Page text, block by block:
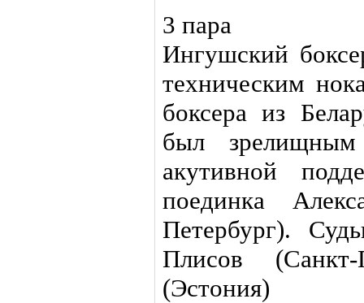
3 пара
Ингушский
техническим
боксера из
был
акутивной
поединка
Петербург).
Плисов
(Эстония)